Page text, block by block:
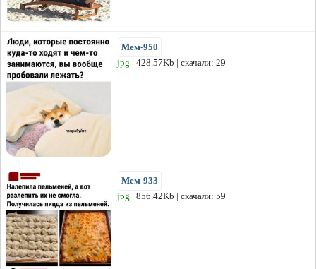
Мем-950
jpg | 428.57Kb | скачали: 29
Мем-933
jpg | 856.42Kb | скачали: 59